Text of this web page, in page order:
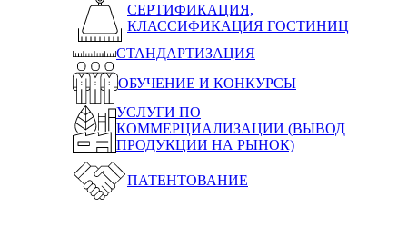
СЕРТИФИКАЦИЯ,
КЛАССИФИКАЦИЯ ГОСТИНИЦ
СТАНДАРТИЗАЦИЯ
ОБУЧЕНИЕ И КОНКУРСЫ
УСЛУГИ ПО
КОММЕРЦИАЛИЗАЦИИ (ВЫВОД
ПРОДУКЦИИ НА РЫНОК)
ПАТЕНТОВАНИЕ